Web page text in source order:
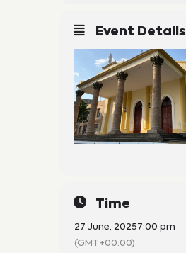
Event Details
Time
27 June, 20257:00 pm
(GMT+00:00)